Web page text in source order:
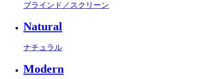
ブラインド／スクリーン
Natural
ナチュラル
Modern